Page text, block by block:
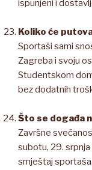
ispunjeni i
Koliko će
Sportaši sami
Zagreba i svoju
Studentskom
bez dodatnih
Što se događa
Završne
subotu, 29.
smještaj